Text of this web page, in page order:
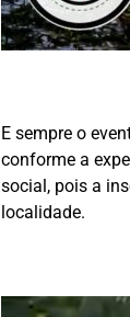
E sempre o
conforme a
social, pois a
localidade.